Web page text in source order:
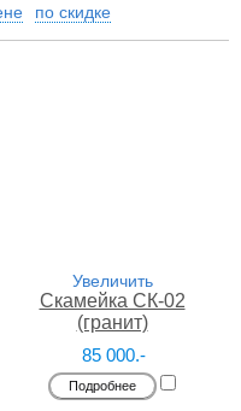
по скидке
Увеличить
Скамейка СК-02
(гранит)
85 000.-
Подробнее